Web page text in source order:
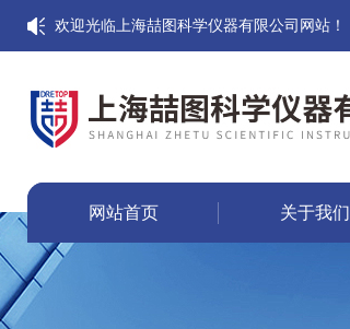
欢迎光临上海喆图科学仪器有限公司网站！
网站首页 关于我们